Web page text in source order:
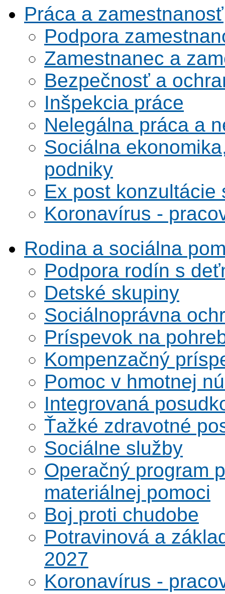
Práca a zamestnanosť
Podpora
Zamestnanec a
Bezpečnosť a
Inšpekcia práce
Nelegálna práca a
Sociálna
podniky
Ex post
Koronavírus -
Rodina a sociálna
Podpora rodín s
Detské skupiny
Sociálnoprávna
Príspevok na
Kompenzačný
Pomoc v hmotnej
Integrovaná
Ťažké zdravotné
Sociálne služby
Operačný program
materiálnej pomoci
Boj proti chudobe
Potravinová a
2027
Koronavírus -